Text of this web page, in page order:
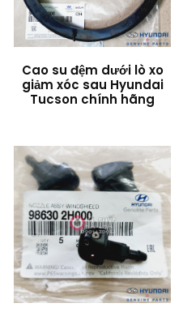
Cao su đệm dưới lò xo
giảm xóc sau Hyundai
Tucson chính hãng